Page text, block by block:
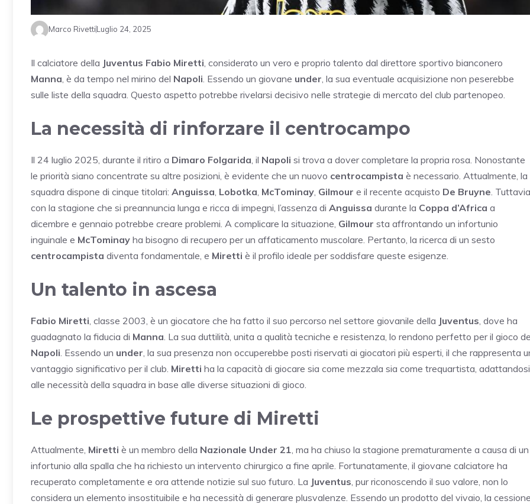
Marco RivettiLuglio 24, 2025
Il calciatore della Juventus Fabio Miretti , considerato un vero e proprio talento dal direttore sportivo bianconero
Manna , è da tempo nel mirino del Napoli . Essendo un giovane under , la sua eventuale acquisizione non peserebbe
sulle liste della squadra. Questo aspetto potrebbe rivelarsi decisivo nelle strategie di mercato del club partenopeo.
La necessità di rinforzare il centrocampo
Il 24 luglio 2025, durante il ritiro a Dimaro Folgarida , il Napoli si trova a dover completare la propria rosa. Nonostante
le priorità siano concentrate su altre posizioni, è evidente che un nuovo centrocampista è necessario. Attualmente, la
squadra dispone di cinque titolari: Anguissa Lobotka McTominay Gilmour e il recente acquisto De Bruyne .
con la stagione che si preannuncia lunga e ricca di impegni, l’assenza di Anguissa durante la Coppa d’Africa a
dicembre e gennaio potrebbe creare problemi. A complicare la situazione, Gilmour sta affrontando un infortunio
inguinale e McTominay ha bisogno di recupero per un affaticamento muscolare. Pertanto, la ricerca di un sesto
centrocampista diventa fondamentale, e Miretti è il profilo ideale per soddisfare queste esigenze.
Un talento in ascesa
Fabio Miretti , classe 2003, è un giocatore che ha fatto il suo percorso nel settore giovanile della Juventus , dove ha
guadagnato la fiducia di Manna . La sua duttilità, unita a qualità tecniche e resistenza, lo rendono perfetto per il gioco
Napoli . Essendo un under , la sua presenza non occuperebbe posti riservati ai giocatori più esperti, il che rappresenta
vantaggio significativo per il club. Miretti ha la capacità di giocare sia come mezzala sia come trequartista, adattandosi
alle necessità della squadra in base alle diverse situazioni di gioco.
Le prospettive future di Miretti
Attualmente, Miretti è un membro della Nazionale Under 21 , ma ha chiuso la stagione prematuramente a causa di un
infortunio alla spalla che ha richiesto un intervento chirurgico a fine aprile. Fortunatamente, il giovane calciatore ha
recuperato completamente e ora attende notizie sul suo futuro. La Juventus , pur riconoscendo il suo valore, non lo
considera un elemento insostituibile e ha necessità di generare plusvalenze. Essendo un prodotto del vivaio, la